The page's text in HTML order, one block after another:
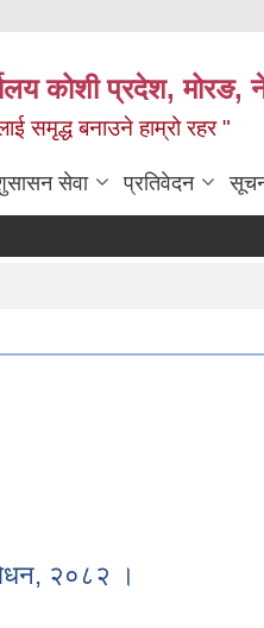
कोशी प्रदेश, मोरङ,
समृद्ध बनाउने हाम्रो रहर "
सेवा प्रतिवेदन
२०८२ ।